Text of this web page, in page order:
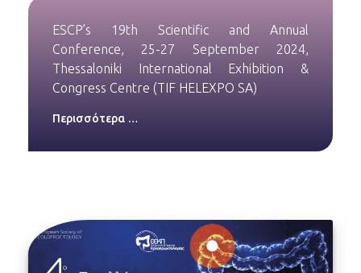
ESCP’s 19th Scientific and Annual
Conference, 25-27 September 2024,
Thessaloniki International Exhibition &
Congress Centre (TIF HELEXPO SA)
Περισσότερα …